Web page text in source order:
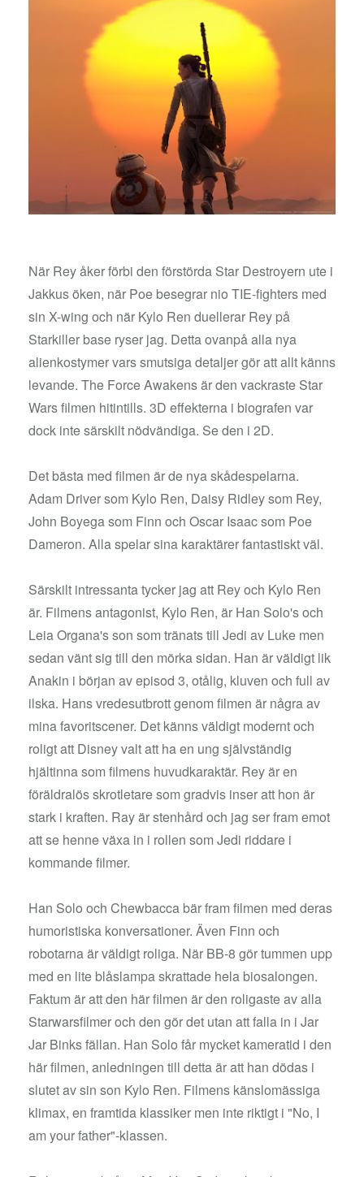
När Rey åker förbi den förstörda Star Destroyern ute i
Jakkus öken, när Poe besegrar nio TIE-fighters med
sin X-wing och när Kylo Ren duellerar Rey på
Starkiller base ryser jag. Detta ovanpå alla nya
alienkostymer vars smutsiga detaljer gör att allt känns
levande. The Force Awakens är den vackraste Star
Wars filmen hitintills. 3D effekterna i biografen var
dock inte särskilt nödvändiga. Se den i 2D.
Det bästa med filmen är de nya skådespelarna.
Adam Driver som Kylo Ren, Daisy Ridley som Rey,
John Boyega som Finn och Oscar Isaac som Poe
Dameron. Alla spelar sina karaktärer fantastiskt väl.
Särskilt intressanta tycker jag att Rey och Kylo Ren
är. Filmens antagonist, Kylo Ren, är Han Solo's och
Leia Organa's son som tränats till Jedi av Luke men
sedan vänt sig till den mörka sidan. Han är väldigt lik
Anakin i början av episod 3, otålig, kluven och full av
ilska. Hans vredesutbrott genom filmen är några av
mina favoritscener. Det känns väldigt modernt och
roligt att Disney valt att ha en ung självständig
hjältinna som filmens huvudkaraktär. Rey är en
föräldralös skrotletare som gradvis inser att hon är
stark i kraften. Ray är stenhård och jag ser fram emot
att se henne växa in i rollen som Jedi riddare i
kommande filmer.
Han Solo och Chewbacca bär fram filmen med deras
humoristiska konversationer. Även Finn och
robotarna är väldigt roliga. När BB-8 gör tummen upp
med en lite blåslampa skrattade hela biosalongen.
Faktum är att den här filmen är den roligaste av alla
Starwarsfilmer och den gör det utan att falla in i Jar
Jar Binks fällan. Han Solo får mycket kameratid i den
här filmen, anledningen till detta är att han dödas i
slutet av sin son Kylo Ren. Filmens känslomässiga
klimax, en framtida klassiker men inte riktigt i "No, I
am your father"-klassen.